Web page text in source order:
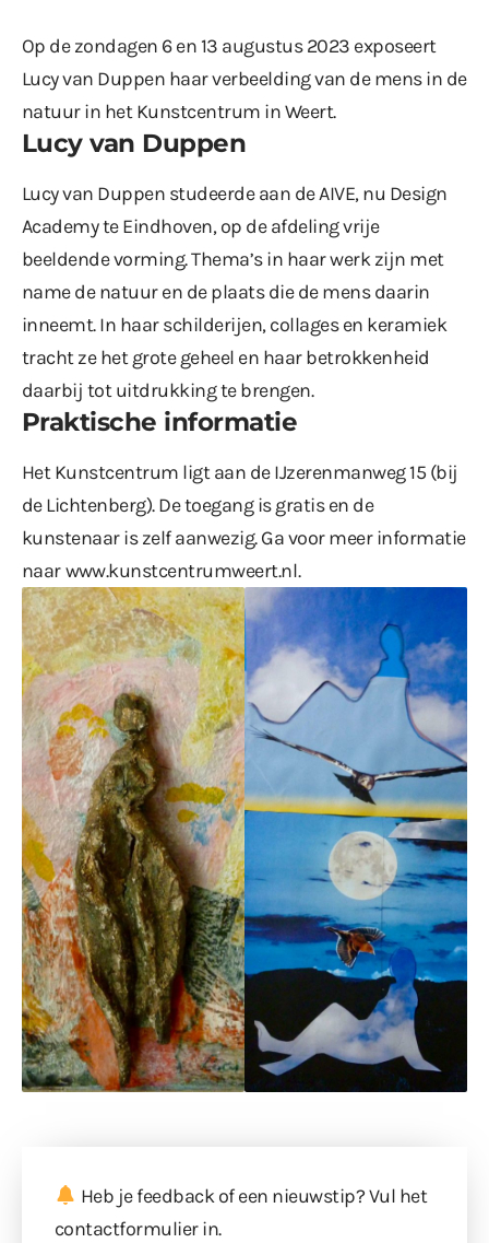
Op de zondagen 6 en 13 augustus 2023 exposeert
Lucy van Duppen haar verbeelding van de mens in de
natuur in het Kunstcentrum in Weert.
Lucy van Duppen
Lucy van Duppen studeerde aan de AIVE, nu Design
Academy te Eindhoven, op de afdeling vrije
beeldende vorming. Thema’s in haar werk zijn met
name de natuur en de plaats die de mens daarin
inneemt. In haar schilderijen, collages en keramiek
tracht ze het grote geheel en haar betrokkenheid
daarbij tot uitdrukking te brengen.
Praktische informatie
Het Kunstcentrum ligt aan de IJzerenmanweg 15 (bij
de Lichtenberg). De toegang is gratis en de
kunstenaar is zelf aanwezig. Ga voor meer informatie
naarwww.kunstcentrumweert.nl.
Heb je feedback of een nieuwstip? Vul het
contactformulierin.